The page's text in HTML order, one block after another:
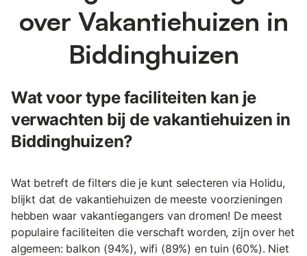
over Vakantiehuizen in
Biddinghuizen
Wat voor type faciliteiten kan je
verwachten bij de vakantiehuizen in
Biddinghuizen?
Wat betreft de filters die je kunt selecteren via Holidu,
blijkt dat de vakantiehuizen de meeste voorzieningen
hebben waar vakantiegangers van dromen! De meest
populaire faciliteiten die verschaft worden, zijn over het
algemeen: balkon (94%), wifi (89%) en tuin (60%). Niet